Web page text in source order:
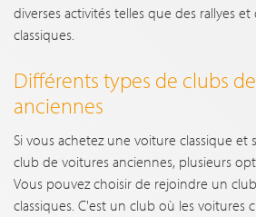
diverses activités telles que des rallyes et
classiques.
Différents types de clubs
anciennes
Si vous achetez une voiture classique
club de voitures anciennes, plusieurs
Vous pouvez choisir de rejoindre un
classiques. C'est un club où les voitures